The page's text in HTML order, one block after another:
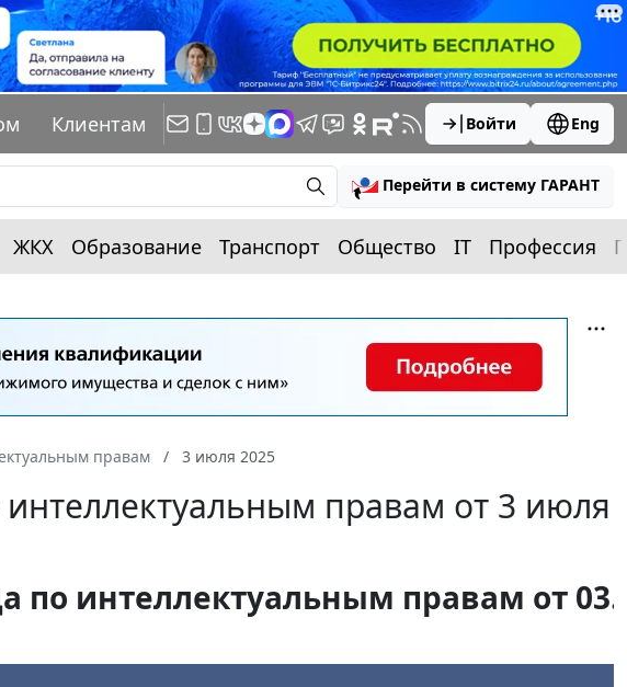
Клиентам Войти Eng
Перейти в систему ГАРАНТ
ЖКХ Образование Транспорт Общество IT Профессия
правам 3 июля 2025
правам от 3 июля
по интеллектуальным правам от